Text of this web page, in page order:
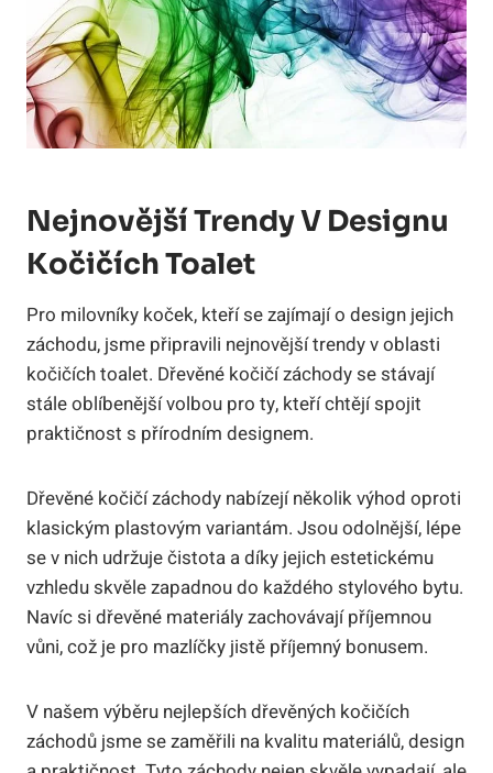
Nejnovější Trendy V Designu
Kočičích Toalet
Pro milovníky koček, kteří se zajímají o design jejich
záchodu, jsme připravili nejnovější trendy v oblasti
kočičích toalet. Dřevěné kočičí záchody se stávají
stále oblíbenější volbou pro ty, kteří chtějí spojit
praktičnost s přírodním designem.
Dřevěné kočičí záchody nabízejí několik výhod oproti
klasickým plastovým variantám. Jsou odolnější, lépe
se v nich udržuje čistota a díky jejich estetickému
vzhledu skvěle zapadnou do každého stylového bytu.
Navíc si dřevěné materiály zachovávají příjemnou
vůni, což je pro mazlíčky jistě příjemný bonusem.
V našem výběru nejlepších dřevěných kočičích
záchodů jsme se zaměřili na kvalitu materiálů, design